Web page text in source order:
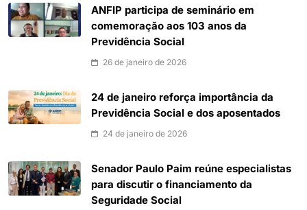
ANFIP participa de seminário em
comemoração aos 103 anos da
Previdência Social
26 de janeiro de 2026
24 de janeiro reforça importância da
Previdência Social e dos aposentados
24 de janeiro de 2026
Senador Paulo Paim reúne especialistas
para discutir o financiamento da
Seguridade Social